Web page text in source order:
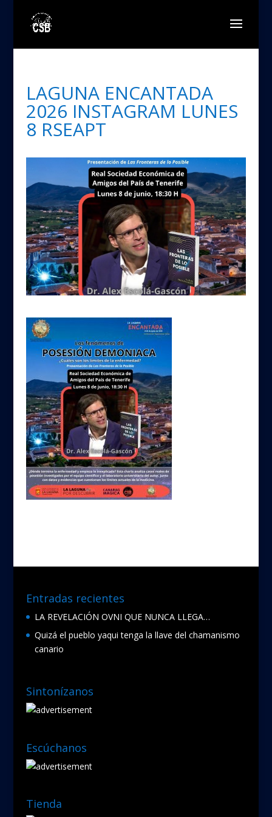
LAGUNA ENCANTADA
2026 INSTAGRAM LUNES
8 RSEAPT
Entradas recientes
LA REVELACIÓN OVNI QUE NUNCA LLEGA…
Quizá el pueblo yaqui tenga la llave del chamanismo
canario
Sintonízanos
Escúchanos
Tienda